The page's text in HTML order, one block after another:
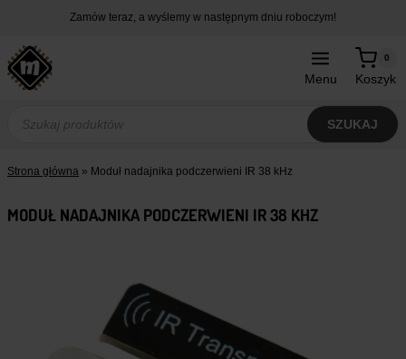
treści
Zamów teraz, a wyślemy w następnym dniu roboczym!
Menu Koszyk
0
produktów
SZUKAJ
Strona główna » Moduł nadajnika podczerwieni IR 38 kHz
MODUŁ NADAJNIKA PODCZERWIENI IR 38 KHZ